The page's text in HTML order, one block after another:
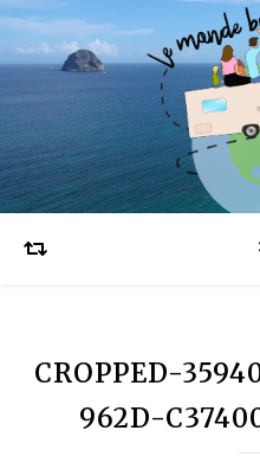
Blog voyages en
CROPPED-
962D-